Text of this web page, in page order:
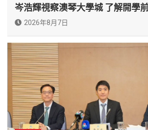
岑浩輝視察澳琴大學城 了解開學
2026年8月7日